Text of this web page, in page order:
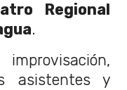
Regional
.
asistentes y